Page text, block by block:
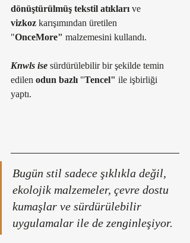
dönüştürülmüş tekstil atıkları ve
vizkoz karışımından üretilen
"OnceMore" malzemesini kullandı.
Knwls ise sürdürülebilir bir şekilde temin
edilen odun bazlı "Tencel" ile işbirliği
yaptı.
Bugün stil sadece şıklıkla değil,
ekolojik malzemeler, çevre dostu
kumaşlar ve sürdürülebilir
uygulamalar ile de zenginleşiyor.